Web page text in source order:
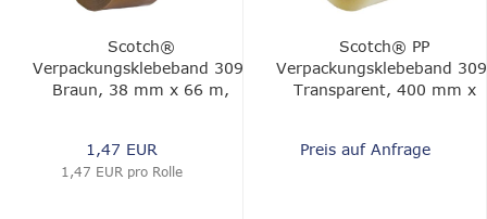
Scotch®
Verpackungsklebeband 309,
Braun, 38 mm x 66 m,
1,47 EUR
1,47 EUR pro Rolle
Scotch® PP
Verpackungsklebeband
Transparent, 400 mm x
Preis auf Anfrage